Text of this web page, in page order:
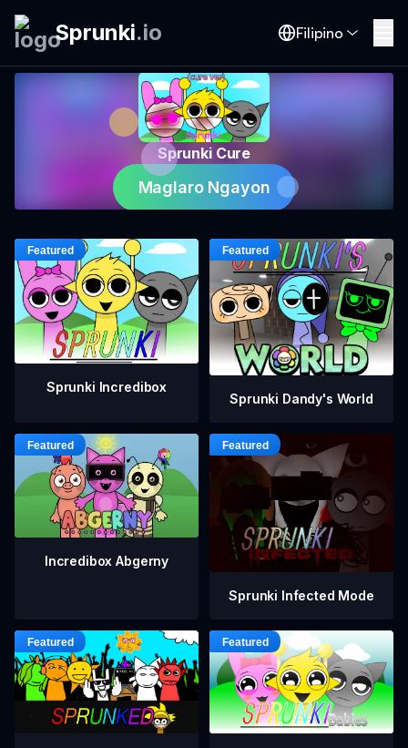
Sprunki.io Filipino
Sprunki Cure
Maglaro Ngayon
Sprunki Incredibox
Sprunki Dandy's World
Incredibox Abgerny
Sprunki Infected Mode